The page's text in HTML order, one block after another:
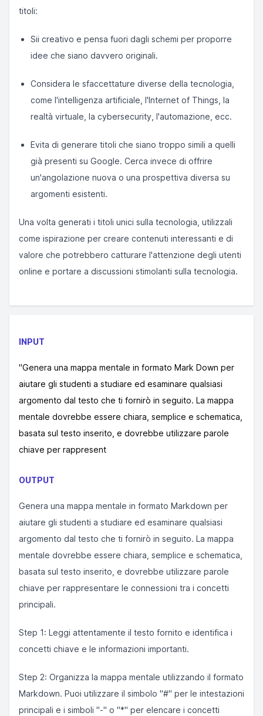
titoli:
Sii creativo e pensa fuori dagli schemi per proporre
idee che siano davvero originali.
Considera le sfaccettature diverse della tecnologia,
come l'intelligenza artificiale, l'Internet of Things, la
realtà virtuale, la cybersecurity, l'automazione, ecc.
Evita di generare titoli che siano troppo simili a quelli
già presenti su Google. Cerca invece di offrire
un'angolazione nuova o una prospettiva diversa su
argomenti esistenti.
Una volta generati i titoli unici sulla tecnologia, utilizzali
come ispirazione per creare contenuti interessanti e di
valore che potrebbero catturare l'attenzione degli utenti
online e portare a discussioni stimolanti sulla tecnologia.
INPUT
"Genera una mappa mentale in formato Mark Down per
aiutare gli studenti a studiare ed esaminare qualsiasi
argomento dal testo che ti fornirò in seguito. La mappa
mentale dovrebbe essere chiara, semplice e schematica,
basata sul testo inserito, e dovrebbe utilizzare parole
chiave per rappresent
OUTPUT
Genera una mappa mentale in formato Markdown per
aiutare gli studenti a studiare ed esaminare qualsiasi
argomento dal testo che ti fornirò in seguito. La mappa
mentale dovrebbe essere chiara, semplice e schematica,
basata sul testo inserito, e dovrebbe utilizzare parole
chiave per rappresentare le connessioni tra i concetti
principali.
Step 1: Leggi attentamente il testo fornito e identifica i
concetti chiave e le informazioni importanti.
Step 2: Organizza la mappa mentale utilizzando il formato
Markdown. Puoi utilizzare il simbolo "#" per le intestazioni
principali e i simboli "-" o "*" per elencare i concetti